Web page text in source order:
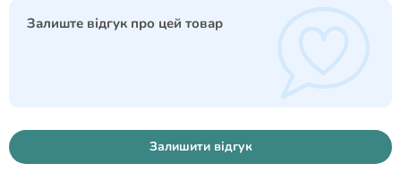
Залиште відгук про цей товар
Залишити відгук